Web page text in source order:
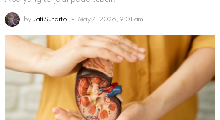
by Jati Sunarto May 7, 2026, 9:01 am